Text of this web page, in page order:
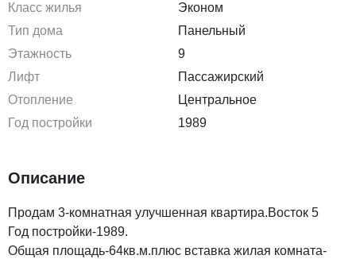
Класс жилья
Эконом
Тип дома
Панельный
Этажность
9
Лифт
Пассажирский
Отопление
Центральное
Год постройки
1989
Описание
Продам 3-комнатная улучшенная квартира.Восток 5
Год постройки-1989.
Общая площадь-64кв.м.плюс вставка жилая комната-